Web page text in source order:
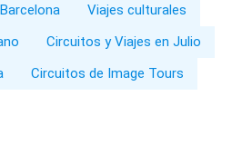
Viajes culturales
Circuitos y Viajes en Julio
Circuitos de Image Tours